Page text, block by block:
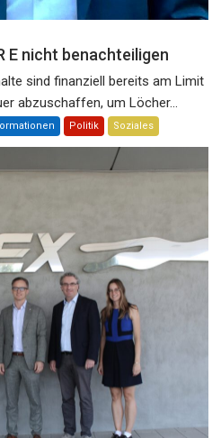
E nicht benachteiligen
sind finanziell bereits am Limit
abzuschaffen, um Löcher...
Politik Soziales